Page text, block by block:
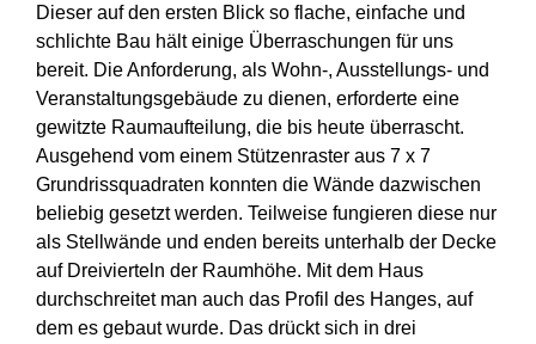
Dieser auf den ersten Blick so flache, einfache und
schlichte Bau hält einige Überraschungen für uns
bereit. Die Anforderung, als Wohn-, Ausstellungs- und
Veranstaltungsgebäude zu dienen, erforderte eine
gewitzte Raumaufteilung, die bis heute überrascht.
Ausgehend vom einem Stützenraster aus 7 x 7
Grundrissquadraten konnten die Wände dazwischen
beliebig gesetzt werden. Teilweise fungieren diese nur
als Stellwände und enden bereits unterhalb der Decke
auf Dreivierteln der Raumhöhe. Mit dem Haus
durchschreitet man auch das Profil des Hanges, auf
dem es gebaut wurde. Das drückt sich in drei